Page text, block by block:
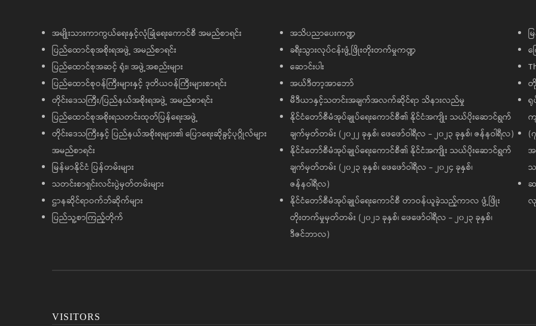
အမျိုးသားကာကွယ်ရေးနှင့်လုံခြုံရေးကောင်စီ အမည်စာရင်း
ပြည်ထောင်စုအစိုးရအဖွဲ့ အမည်စာရင်း
ပြည်ထောင်စုအဆင့် ရုံး၊ အဖွဲ့အစည်းများ
ပြည်ထောင်စုဝန်ကြီးများနှင့် ဒုတိယဝန်ကြီးများစာရင်း
တိုင်းဒေသကြီး/ပြည်နယ်အစိုးရအဖွဲ့ အမည်စာရင်း
ပြည်ထောင်စုအစိုးရသတင်းထုတ်ပြန်ရေးအဖွဲ့
တိုင်းဒေသကြီးနှင့် ပြည်နယ်အစိုးရများ၏ ပြောရေးဆိုခွင့်ပုဂ္ဂိုလ်များ
အမည်စာရင်း
မြန်မာနိုင်ငံ ပြန်တမ်းများ
သတင်းစာရှင်းလင်းပွဲမှတ်တမ်းများ
ဌာနဆိုင်ရာဝက်ဘ်ဆိုက်များ
ပြည်သူ့စာကြည့်တိုက်
အသိပညာပေးကဏ္ဍ
ခရီးသွားလုပ်ငန်းဖွံ့ဖြိုးတိုးတက်မှုကဏ္ဍ
ဆောင်းပါး
အယ်ဒီတာ့အာဘော်
မီဒီယာနှင့်သတင်းအချက်အလက်ဆိုင်ရာ သိနားလည်မှု
နိုင်ငံတော်စီမံအုပ်ချုပ်ရေးကောင်စီ၏ နိုင်ငံအကျိုး သယ်ပိုးဆောင်ရွက်
ချက်မှတ်တမ်း (၂၀၂၂ ခုနှစ်၊ ဖေဖော်ဝါရီလ - ၂၀၂၃ ခုနှစ်၊ ဇန်နဝါရီလ)
နိုင်ငံတော်စီမံအုပ်ချုပ်ရေးကောင်စီ၏ နိုင်ငံအကျိုး သယ်ပိုးဆောင်ရွက်
ချက်မှတ်တမ်း (၂၀၂၃ ခုနှစ်၊ ဖေဖော်ဝါရီလ - ၂၀၂၄ ခုနှစ်၊
ဇန်နဝါရီလ)
နိုင်ငံတော်စီမံအုပ်ချုပ်ရေးကောင်စီ တာဝန်ယူခဲ့သည့်ကာလ ဖွံ့ဖြိုး
တိုးတက်မှုမှတ်တမ်း (၂၀၂၁ ခုနှစ်၊ ဖေဖော်ဝါရီလ - ၂၀၂၃ ခုနှစ်၊
ဒီဇင်ဘာလ)
မ
က
က
(
အ
သ
VISITORS